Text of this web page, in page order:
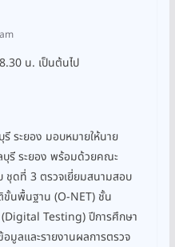
น. เป็นต้นไป
ระยอง มอบหมายให้นาย
บุรี ระยอง พร้อมด้วยคณะ
ชุดที่ 3 ตรวจเยี่ยมสนามสอบ
ขั้นพื้นฐาน (O-NET) ชั้น
Testing) ปีการศึกษา
มูลและรายงานผลการตรวจ